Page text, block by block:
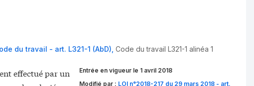
du travail - art. L321-1 (AbD) Code du travail L321-1 alinéa 1
effectué par un
Entrée en vigueur le 1 avril 2018
Modifié par : LOI n°2018-217 du 29 mars 2018 - art.